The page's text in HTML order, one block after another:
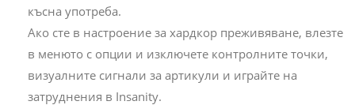
късна употреба.
Ако сте в настроение за хардкор преживяване, влезте
в менюто с опции и изключете контролните точки,
визуалните сигнали за артикули и играйте на
затруднения в Insanity.